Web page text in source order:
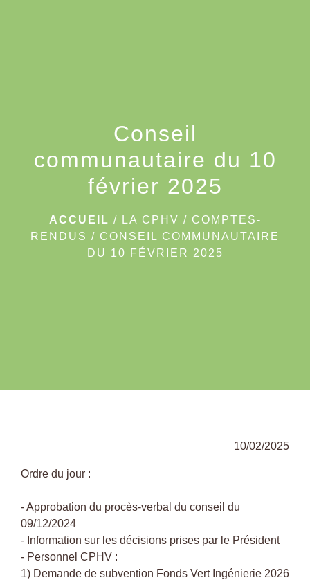
Conseil
communautaire du 10
février 2025
ACCUEIL / LA CPHV / COMPTES-
RENDUS / CONSEIL COMMUNAUTAIRE
DU 10 FÉVRIER 2025
10/02/2025
Ordre du jour :
- Approbation du procès-verbal du conseil du
09/12/2024
- Information sur les décisions prises par le Président
- Personnel CPHV :
1) Demande de subvention Fonds Vert Ingénierie 2026